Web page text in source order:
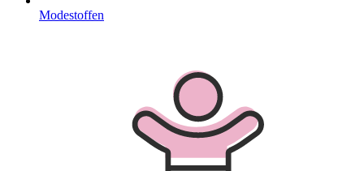
Modestoffen